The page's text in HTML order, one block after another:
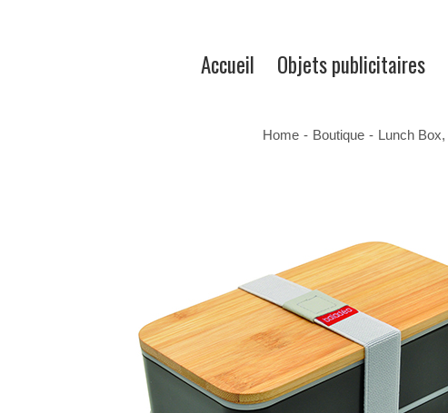
Accueil Objets publicitaires
Home - Boutique - Lunch Box,